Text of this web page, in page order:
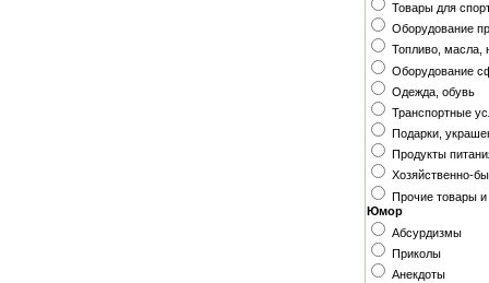
Товары для
Оборудование
Топливо, масла,
Оборудование
Одежда, обувь
Транспортные
Подарки,
Продукты
Хозяйственно-
Прочие товары и
Юмор
Абсурдизмы
Приколы
Анекдоты